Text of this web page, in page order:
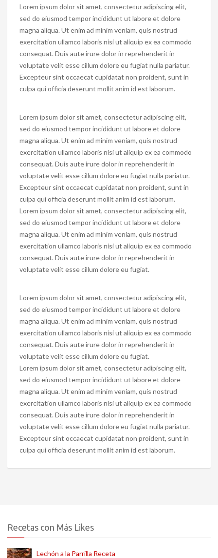
Lorem ipsum dolor sit amet, consectetur adipiscing elit,
sed do eiusmod tempor incididunt ut labore et dolore
magna aliqua. Ut enim ad minim veniam, quis nostrud
exercitation ullamco laboris nisi ut aliquip ex ea commodo
consequat. Duis aute irure dolor in reprehenderit in
voluptate velit esse cillum dolore eu fugiat nulla pariatur.
Excepteur sint occaecat cupidatat non proident, sunt in
culpa qui officia deserunt mollit anim id est laborum.
Lorem ipsum dolor sit amet, consectetur adipiscing elit,
sed do eiusmod tempor incididunt ut labore et dolore
magna aliqua. Ut enim ad minim veniam, quis nostrud
exercitation ullamco laboris nisi ut aliquip ex ea commodo
consequat. Duis aute irure dolor in reprehenderit in
voluptate velit esse cillum dolore eu fugiat nulla pariatur.
Excepteur sint occaecat cupidatat non proident, sunt in
culpa qui officia deserunt mollit anim id est laborum.
Lorem ipsum dolor sit amet, consectetur adipiscing elit,
sed do eiusmod tempor incididunt ut labore et dolore
magna aliqua. Ut enim ad minim veniam, quis nostrud
exercitation ullamco laboris nisi ut aliquip ex ea commodo
consequat. Duis aute irure dolor in reprehenderit in
voluptate velit esse cillum dolore eu fugiat.
Lorem ipsum dolor sit amet, consectetur adipiscing elit,
sed do eiusmod tempor incididunt ut labore et dolore
magna aliqua. Ut enim ad minim veniam, quis nostrud
exercitation ullamco laboris nisi ut aliquip ex ea commodo
consequat. Duis aute irure dolor in reprehenderit in
voluptate velit esse cillum dolore eu fugiat.
Lorem ipsum dolor sit amet, consectetur adipiscing elit,
sed do eiusmod tempor incididunt ut labore et dolore
magna aliqua. Ut enim ad minim veniam, quis nostrud
exercitation ullamco laboris nisi ut aliquip ex ea commodo
consequat. Duis aute irure dolor in reprehenderit in
voluptate velit esse cillum dolore eu fugiat nulla pariatur.
Excepteur sint occaecat cupidatat non proident, sunt in
culpa qui officia deserunt mollit anim id est laborum.
Recetas con Más Likes
Lechón a la Parrilla Receta